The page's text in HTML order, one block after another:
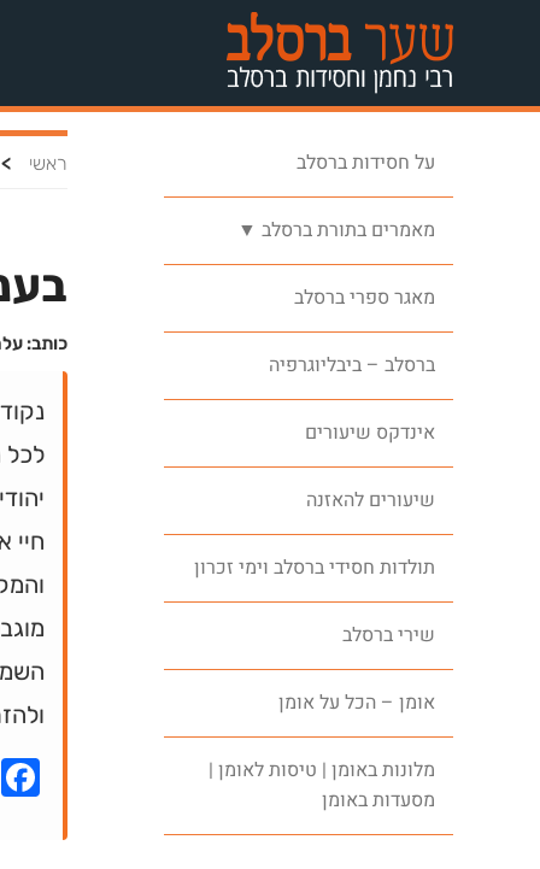
על חסידות ברסלב
מאמרים בתורת ברסלב ▼
מאגר ספרי ברסלב
ברסלב – ביבליוגרפיה
אינדקס שיעורים
שיעורים להאזנה
תולדות חסידי ברסלב וימי זכרון
שירי ברסלב
אומן – הכל על אומן
מלונות באומן | טיסות לאומן |
מסעדות באומן
ראשי >
כותב:
לכל
חיי